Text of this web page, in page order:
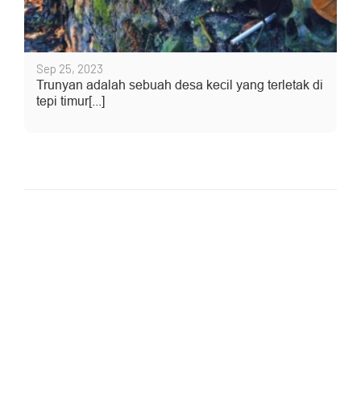
Sep 25, 2023
Trunyan adalah sebuah desa kecil yang terletak di
tepi timur[...]